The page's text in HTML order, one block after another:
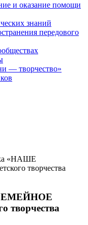
и оказание помощи
знаний
передового
— творчество»
«НАШЕ
творчества
творчества